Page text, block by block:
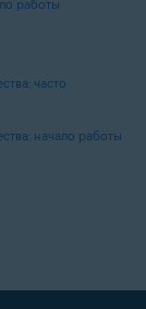
работы
часто
начало работы